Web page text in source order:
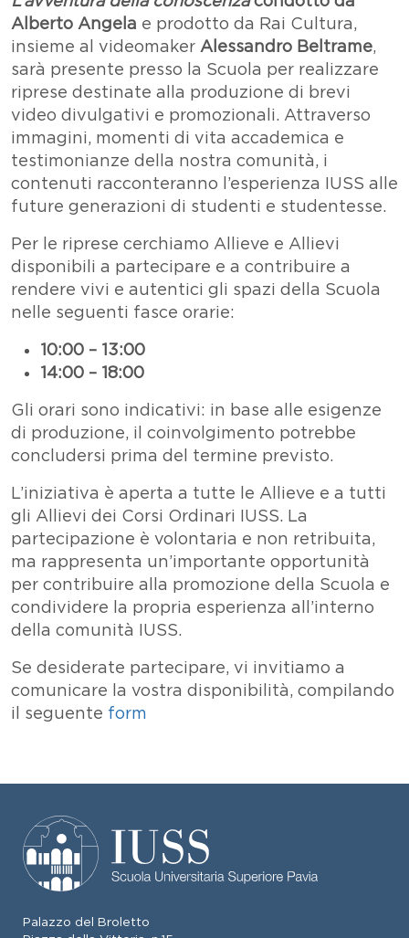
Alberto Angela e prodotto da Rai Cultura,
insieme al videomaker Alessandro Beltrame,
sarà presente presso la Scuola per realizzare
riprese destinate alla produzione di brevi
video divulgativi e promozionali. Attraverso
immagini, momenti di vita accademica e
testimonianze della nostra comunità, i
contenuti racconteranno l’esperienza IUSS alle
future generazioni di studenti e studentesse.
Per le riprese cerchiamo Allieve e Allievi
disponibili a partecipare e a contribuire a
rendere vivi e autentici gli spazi della Scuola
nelle seguenti fasce orarie:
10:00 – 13:00
14:00 – 18:00
Gli orari sono indicativi: in base alle esigenze
di produzione, il coinvolgimento potrebbe
concludersi prima del termine previsto.
L’iniziativa è aperta a tutte le Allieve e a tutti
gli Allievi dei Corsi Ordinari IUSS. La
partecipazione è volontaria e non retribuita,
ma rappresenta un’importante opportunità
per contribuire alla promozione della Scuola e
condividere la propria esperienza all’interno
della comunità IUSS.
Se desiderate partecipare, vi invitiamo a
comunicare la vostra disponibilità, compilando
il seguente form
Palazzo del Broletto